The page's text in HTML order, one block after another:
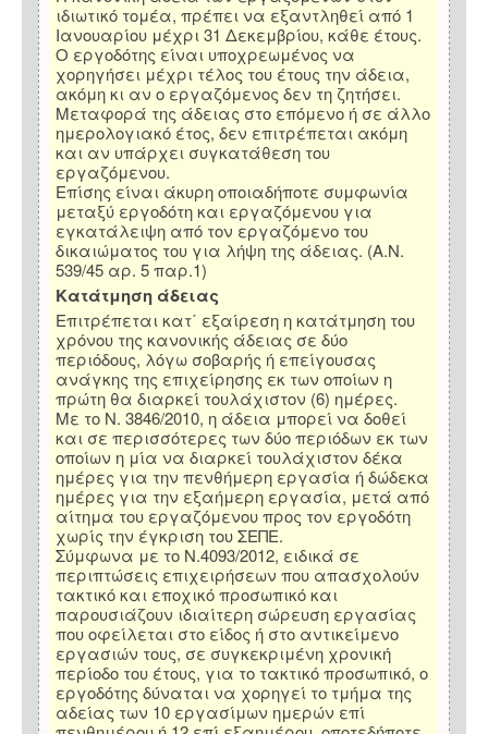
ιδιωτικό τομέα, πρέπει να εξαντληθεί από 1
Ιανουαρίου μέχρι 31 Δεκεμβρίου, κάθε έτους.
Ο εργοδότης είναι υποχρεωμένος να
χορηγήσει μέχρι τέλος του έτους την άδεια,
ακόμη κι αν ο εργαζόμενος δεν τη ζητήσει.
Μεταφορά της άδειας στο επόμενο ή σε άλλο
ημερολογιακό έτος, δεν επιτρέπεται ακόμη
και αν υπάρχει συγκατάθεση του
εργαζόμενου.
Επίσης είναι άκυρη οποιαδήποτε συμφωνία
μεταξύ εργοδότη και εργαζόμενου για
εγκατάλειψη από τον εργαζόμενο του
δικαιώματος του για λήψη της άδειας. (Α.Ν.
539/45 αρ. 5 παρ.1)
Κατάτμηση άδειας
Επιτρέπεται κατ΄ εξαίρεση η κατάτμηση του
χρόνου της κανονικής άδειας σε δύο
περιόδους, λόγω σοβαρής ή επείγουσας
ανάγκης της επιχείρησης εκ των οποίων η
πρώτη θα διαρκεί τουλάχιστον (6) ημέρες.
Με το Ν. 3846/2010, η άδεια μπορεί να δοθεί
και σε περισσότερες των δύο περιόδων εκ των
οποίων η μία να διαρκεί τουλάχιστον δέκα
ημέρες για την πενθήμερη εργασία ή δώδεκα
ημέρες για την εξαήμερη εργασία, μετά από
αίτημα του εργαζόμενου προς τον εργοδότη
χωρίς την έγκριση του ΣΕΠΕ.
Σύμφωνα με το Ν.4093/2012, ειδικά σε
περιπτώσεις επιχειρήσεων που απασχολούν
τακτικό και εποχικό προσωπικό και
παρουσιάζουν ιδιαίτερη σώρευση εργασίας
που οφείλεται στο είδος ή στο αντικείμενο
εργασιών τους, σε συγκεκριμένη χρονική
περίοδο του έτους, για το τακτικό προσωπικό, ο
εργοδότης δύναται να χορηγεί το τμήμα της
αδείας των 10 εργασίμων ημερών επί